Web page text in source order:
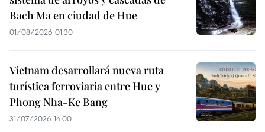
Bach Ma en ciudad de Hue
01/08/2026 01:30
Vietnam desarrollará nueva ruta
turística ferroviaria entre Hue y
Phong Nha-Ke Bang
31/07/2026 14:00